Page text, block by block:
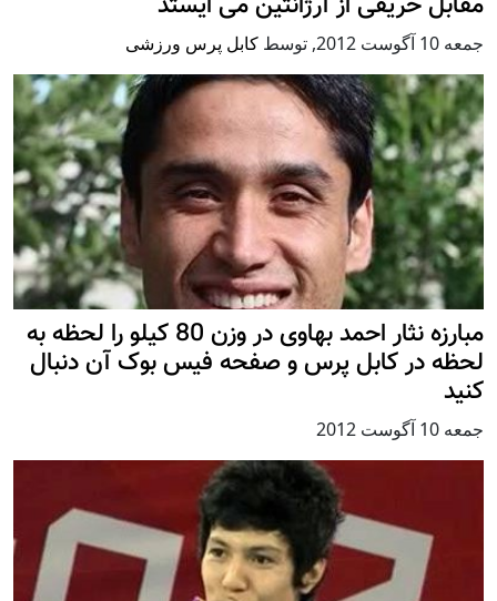
جمعه 10 آگوست 2012 , توسط کابل پرس ورزشی
مبارزه نثار احمد بهاوی در وزن 80 کیلو را لحظه به
لحظه در کابل پرس و صفحه فیس بوک آن دنبال
کنید
جمعه 10 آگوست 2012